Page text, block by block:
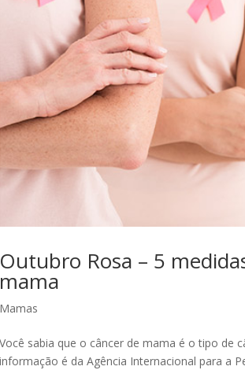
Outubro Rosa – 5
mama
Mamas
Você sabia que o câncer de mama é o tipo de
informação é da Agência Internacional para a